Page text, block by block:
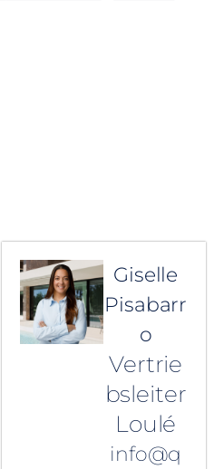
Giselle
Pisabarr
o
Vertrie
bsleiter
Loulé
info@q